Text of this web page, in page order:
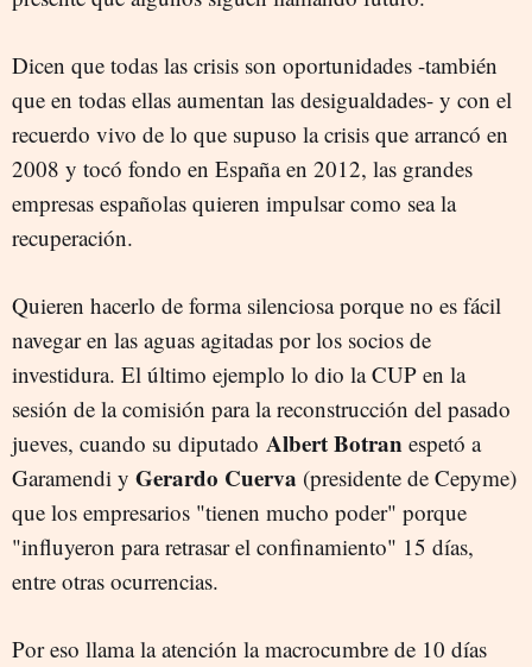
Dicen que todas las crisis son oportunidades -también
que en todas ellas aumentan las desigualdades- y con el
recuerdo vivo de lo que supuso la crisis que arrancó en
2008 y tocó fondo en España en 2012, las grandes
empresas españolas quieren impulsar como sea la
recuperación.
Quieren hacerlo de forma silenciosa porque no es fácil
navegar en las aguas agitadas por los socios de
investidura. El último ejemplo lo dio la CUP en la
sesión de la comisión para la reconstrucción del pasado
jueves, cuando su diputado Albert Botran espetó a
Garamendi y Gerardo Cuerva (presidente de Cepyme)
que los empresarios "tienen mucho poder" porque
"influyeron para retrasar el confinamiento" 15 días,
entre otras ocurrencias.
Por eso llama la atención la macrocumbre de 10 días